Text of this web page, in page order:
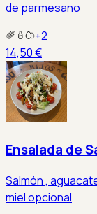
de parmesano
+2
14,50 €
Ensalada de
Salmón ,
miel opcional